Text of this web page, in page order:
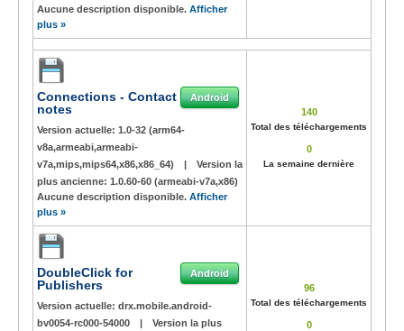
Aucune description disponible. Afficher
plus »
Connections - Contact
notes
Android
Version actuelle: 1.0-32 (arm64-
v8a,armeabi,armeabi-
v7a,mips,mips64,x86,x86_64)
|
Version la
plus ancienne: 1.0.60-60 (armeabi-v7a,x86)
Aucune description disponible. Afficher
plus »
140
Total des téléchargements
0
La semaine dernière
DoubleClick for
Publishers
Android
Version actuelle: drx.mobile.android-
bv0054-rc000-54000
|
Version la plus
96
Total des téléchargements
0